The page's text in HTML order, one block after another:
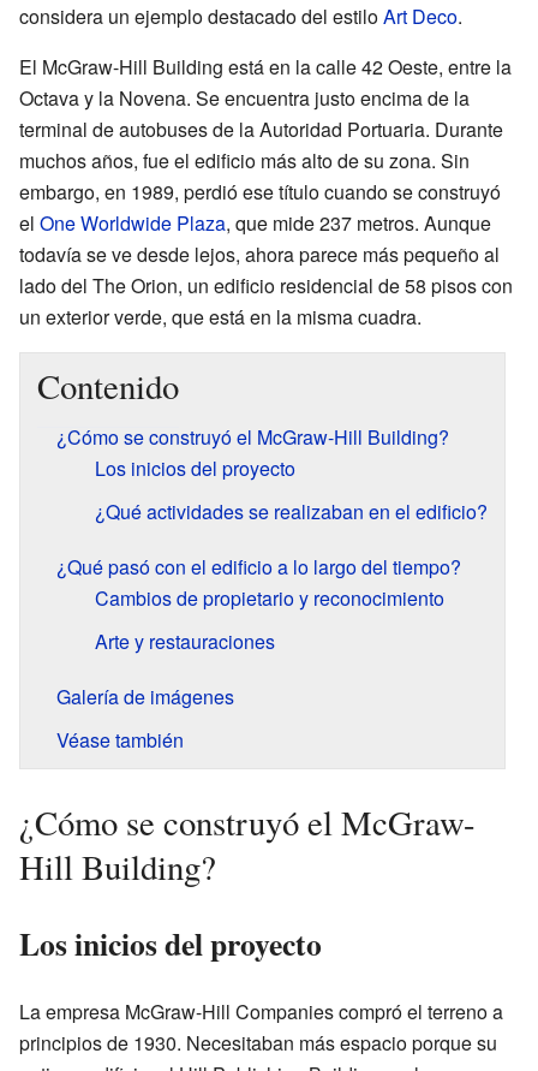
considera un ejemplo destacado del estiloArt Deco.
El McGraw-Hill Building está en la calle 42 Oeste, entre la
Octava y la Novena. Se encuentra justo encima de la
terminal de autobuses de la Autoridad Portuaria. Durante
muchos años, fue el edificio más alto de su zona. Sin
embargo, en 1989, perdió ese título cuando se construyó
el One Worldwide Plaza, que mide 237 metros. Aunque
todavía se ve desde lejos, ahora parece más pequeño al
lado del The Orion, un edificio residencial de 58 pisos con
un exterior verde, que está en la misma cuadra.
Contenido
¿Cómo se construyó el McGraw-Hill Building?
Los inicios del proyecto
¿Qué actividades se realizaban en el edificio?
¿Qué pasó con el edificio a lo largo del tiempo?
Cambios de propietario y reconocimiento
Arte y restauraciones
Galería de imágenes
Véase también
¿Cómo se construyó el McGraw-
Hill Building?
Los inicios del proyecto
La empresa McGraw-Hill Companies compró el terreno a
principios de 1930. Necesitaban más espacio porque su